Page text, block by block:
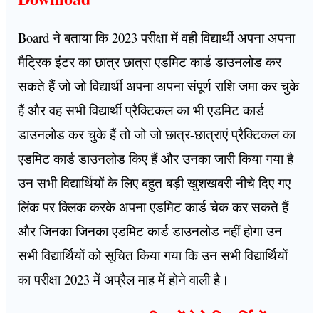
Board ने बताया कि 2023 परीक्षा में वही विद्यार्थी अपना अपना
मैट्रिक इंटर का छात्र छात्रा एडमिट कार्ड डाउनलोड कर
सकते हैं जो जो विद्यार्थी अपना अपना संपूर्ण राशि जमा कर चुके
हैं और वह सभी विद्यार्थी प्रैक्टिकल का भी एडमिट कार्ड
डाउनलोड कर चुके हैं तो जो जो छात्र-छात्राएं प्रैक्टिकल का
एडमिट कार्ड डाउनलोड किए हैं और उनका जारी किया गया है
उन सभी विद्यार्थियों के लिए बहुत बड़ी खुशखबरी नीचे दिए गए
लिंक पर क्लिक करके अपना एडमिट कार्ड चेक कर सकते हैं
और जिनका जिनका एडमिट कार्ड डाउनलोड नहीं होगा उन
सभी विद्यार्थियों को सूचित किया गया कि उन सभी विद्यार्थियों
का परीक्षा 2023 में अप्रैल माह में होने वाली है।